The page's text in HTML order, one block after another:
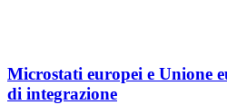
Microstati europei e Unione
di integrazione